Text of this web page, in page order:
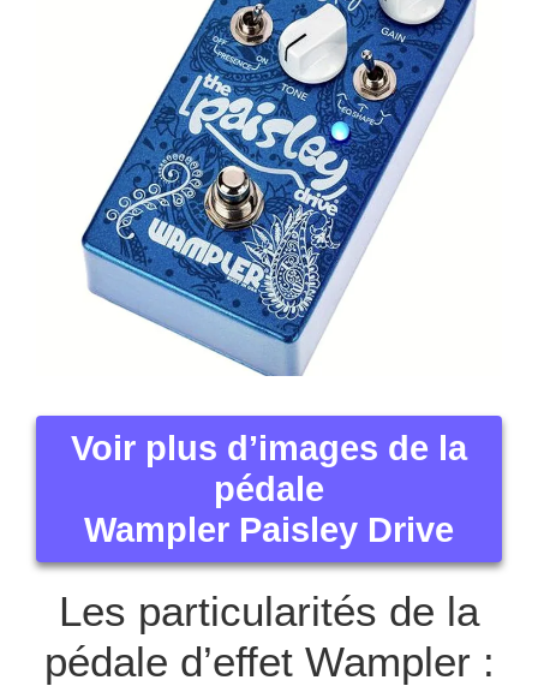
Voir plus d’images de la
pédale
Wampler Paisley Drive
Les particularités de la
pédale d’effet Wampler :